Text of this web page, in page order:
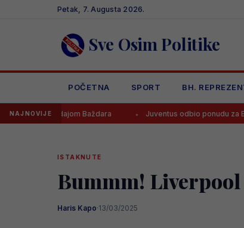
Petak, 7. Augusta 2026.
Sve Osim Politike
POČETNA SPORT BH.
NAJNOVIJE
prodajom Baždara Juventus odbio ponudu za Bosanca,
ISTAKNUTE
Bummm!
Haris Kapo·13/03/2025